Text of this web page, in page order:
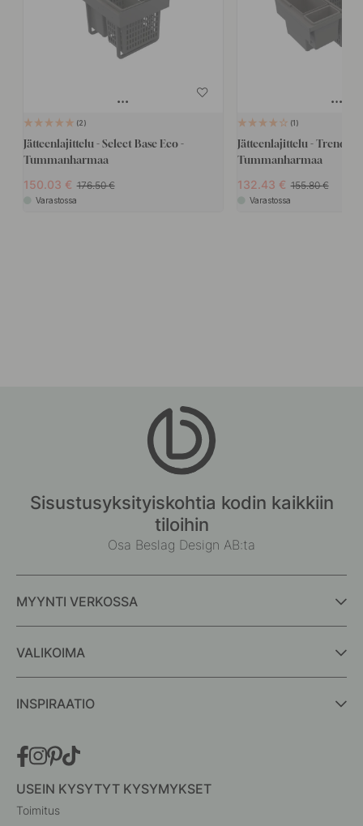
2
Jätteenlajittelu - Select Base Eco -
Tummanharmaa
150.03 176.50
Varastossa
1
Jätteenlajittelu - Trend
Tummanharmaa
132.43 155.80
Varastossa
Sisustusyksityiskohtia kodin kaikkiin
tiloihin
Osa Beslag Design AB:ta
MYYNTI VERKOSSA
VALIKOIMA
INSPIRAATIO
USEIN KYSYTYT KYSYMYKSET
Toimitus